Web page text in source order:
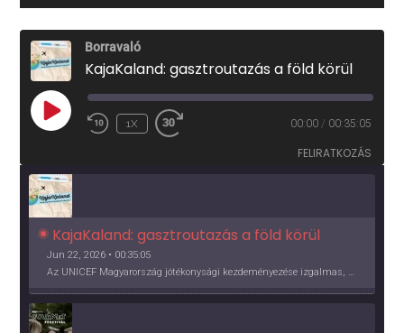
Borravaló
KajaKaland: gasztroutazás a föld körül
PLAY
EPISODE
1X 00:00 / 00:35:05
FELIRATKOZÁS
KajaKaland: gasztroutazás a föld körül
Jun 22, 2026 • 00:35:05
Az UNICEF Magyarország jótékonysági kezdeményezése izgalmas, egész éves világkörüli ízutazásra hív, igazi családi program és gasztroedukáció, illetve segítség a rászorulóknak is egyben.